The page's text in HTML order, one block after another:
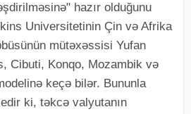
hazır olduğunu
Universitetinin Çin və Afrika
mütəxəssisi Yufan
Cibuti, Konqo, Mozambik və
keçə bilər. Bununla
ki, təkcə valyutanın